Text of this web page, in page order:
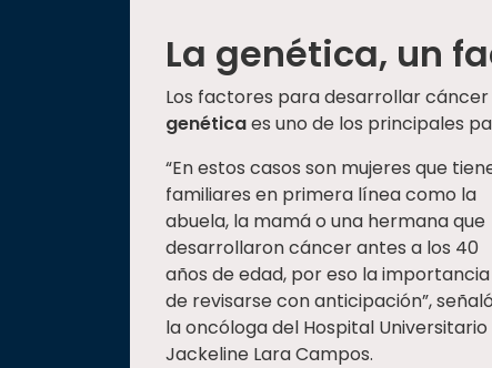
La genética, un
Los factores para desarrollar
genéticaes uno de los principales
“En estos casos son mujeres que
familiares en primera línea como la
abuela, la mamá o una hermana que
desarrollaron cáncer antes a los 40
años de edad, por eso la importancia
de revisarse con anticipación”, señaló
la oncóloga del Hospital Universitario
Jackeline Lara Campos.